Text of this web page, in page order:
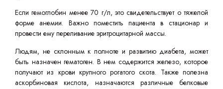
Если гемоглобин менее 70 г/л, это свидетельствует о тяжелой
форме анемии. Важно поместить пациента в стационар и
провести ему переливание эритроцитарной массы.
Людям, не склонным к полноте и развитию диабета, может
быть назначен гематоген. В нем содержится железо, которое
получают из крови крупного рогатого скота. Также полезна
аскорбиновая кислота, назначаются различные белковые